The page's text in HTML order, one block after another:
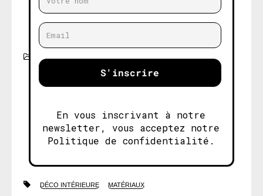
En vous inscrivant à notre
newsletter, vous acceptez notre
Politique de confidentialité.
S'inscrire
ASTUCES
DÉCO INTÉRIEURE MATÉRIAUX